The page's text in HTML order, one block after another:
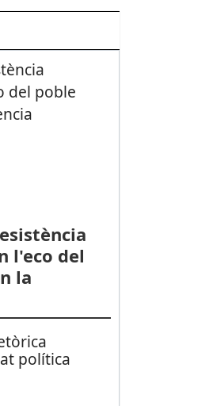
l'eco del
la
política